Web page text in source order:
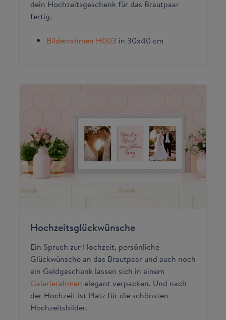
dein Hochzeitsgeschenk für das Brautpaar
fertig.
Bilderrahmen H003 in 30x40 cm
Hochzeitsglückwünsche
Ein Spruch zur Hochzeit, persönliche
Glückwünsche an das Brautpaar und auch noch
ein Geldgeschenk lassen sich in einem
Galerierahmen elegant verpacken. Und nach
der Hochzeit ist Platz für die schönsten
Hochzeitsbilder.